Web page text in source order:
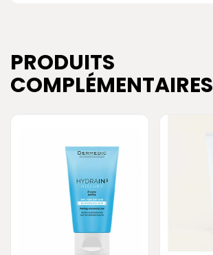
PRODUITS
COMPLÉMENTAIRES